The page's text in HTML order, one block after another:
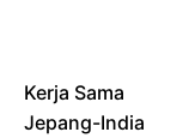
Kerja Sama
Jepang-India